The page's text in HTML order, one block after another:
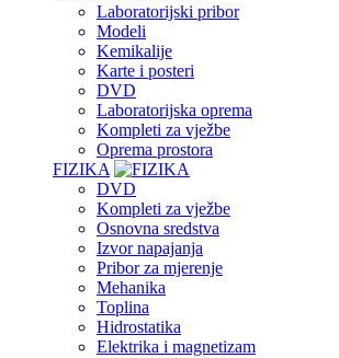
Laboratorijski pribor
Modeli
Kemikalije
Karte i posteri
DVD
Laboratorijska oprema
Kompleti za vježbe
Oprema prostora
FIZIKA
DVD
Kompleti za vježbe
Osnovna sredstva
Izvor napajanja
Pribor za mjerenje
Mehanika
Toplina
Hidrostatika
Elektrika i magnetizam